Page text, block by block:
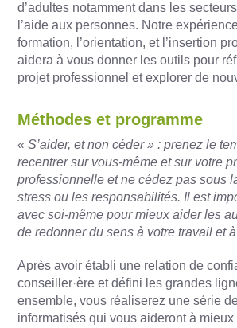
d’adultes notamment dans les
l’aide aux personnes. Notre
formation, l’orientation, et l’insertion
aidera à vous donner les outils pour
projet professionnel et explorer de
Méthodes et programme
« S’aider, et non céder » : prenez le
recentrer sur vous-même et sur votre
professionnelle et ne cédez pas sous
stress ou les responsabilités. Il est
avec soi-même pour mieux aider les
de redonner du sens à votre travail et
Après avoir établi une relation de
conseiller·ère et défini les grandes
ensemble, vous réaliserez une série
informatisés qui vous aideront à mieux